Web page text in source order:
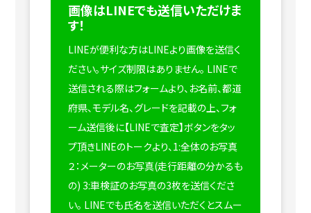
画像はLINEでも送信いただけま
す！
LINEが便利な方はLINEより画像を送信く
ださい。サイズ制限はありません。 LINEで
送信される際はフォームより、お名前、都道
府県、モデル名、グレードを記載の上、フォ
ーム送信後に【LINEで査定】ボタンをタッ
プ頂きLINEのトークより、1:全体のお写真
２：メーターのお写真(走行距離の分かるも
の) 3:車検証のお写真の3枚を送信くださ
い。 LINEでも氏名を送信いただくとスムー